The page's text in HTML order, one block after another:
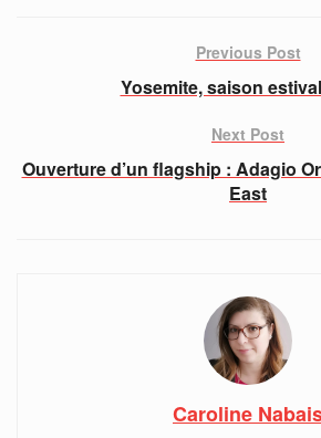
Previous Post
Yosemite, saison
Next Post
Ouverture d’un flagship : Adagio
East
Caroline